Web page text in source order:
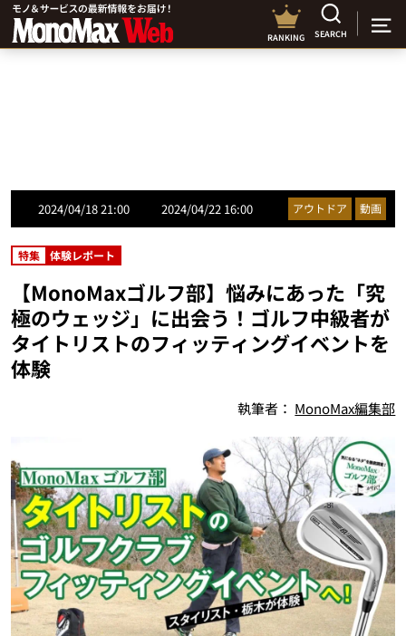
RANKING SEARCH
2024/04/18 21:00 2024/04/22 16:00 アウトドア 動画
特集 体験レポート
【MonoMaxゴルフ部】悩みにあった「究
極のウェッジ」に出会う！ゴルフ中級者が
タイトリストのフィッティングイベントを
体験
執筆者： MonoMax編集部